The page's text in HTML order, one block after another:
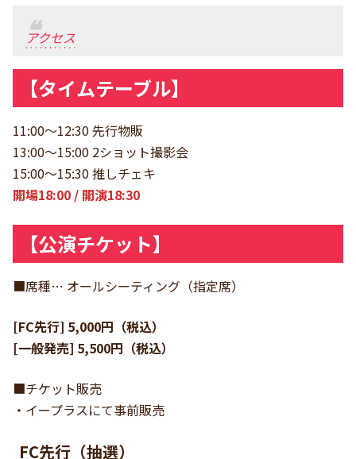
アクセス
【タイムテーブル】
11:00〜12:30 先行物販
13:00〜15:00 2ショット撮影会
15:00〜15:30 推しチェキ
開場18:00 / 開演18:30
【公演チケット】
■席種… オールシーティング（指定席）
[FC先行] 5,000円（税込）
[一般発売] 5,500円（税込）
■チケット販売
・イープラスにて事前販売
FC先行（抽選）